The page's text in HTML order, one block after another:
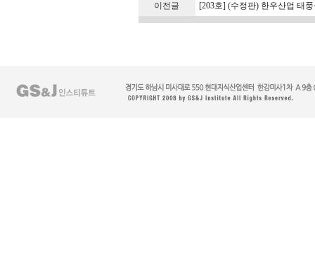
이전글 [203호] (수정판) 한우산업 태